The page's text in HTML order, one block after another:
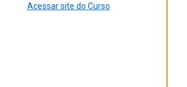
Acessar site do Curso